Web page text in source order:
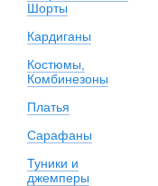
Шорты
Кардиганы
Костюмы,
Комбинезоны
Платья
Сарафаны
Туники и
джемперы